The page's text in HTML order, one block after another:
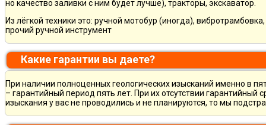
но качество заливки с ним будет лучше), тракторы, экскаватор.
Из лёгкой техники это: ручной мотобур (иногда),
прочий ручной инструмент
Какие гарантии вы даете?
При наличии полноценных геологических изысканий именно в
– гарантийный период пять лет. При их отсутствии гарантийный
изыскания у вас не проводились и не планируются, то мы